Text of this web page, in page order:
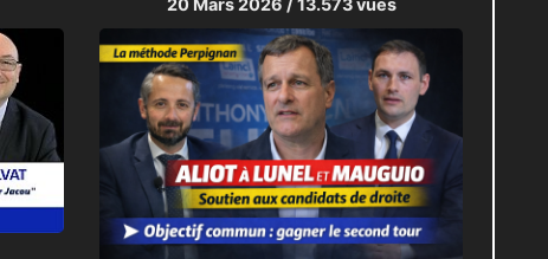
20 Mars 2026 / 13.573 vues